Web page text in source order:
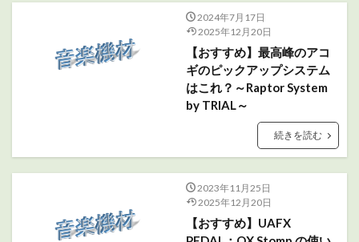
2024年7月17日
2025年12月20日
【おすすめ】最高峰のアコ
ギのピックアップシステム
はこれ？～Raptor System
by TRIAL～
続きを読む
2023年11月25日
2025年12月20日
【おすすめ】UAFX